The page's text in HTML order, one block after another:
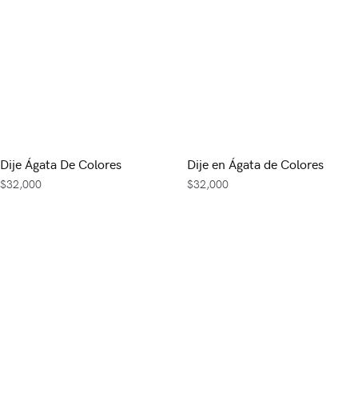
Dije Ágata De Colores
$32,000
Dije en Ágata de Colores
$32,000